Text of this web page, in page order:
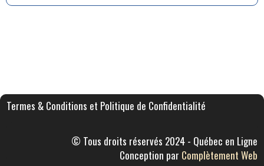
Termes & Conditions et Politique de Confidentialité
© Tous droits réservés 2024 - Québec en Ligne
Conception par Complètement Web